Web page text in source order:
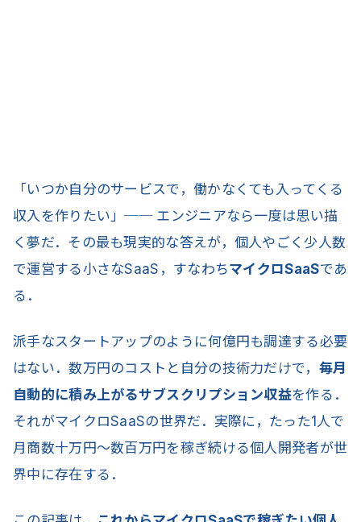
「いつか自分のサービスで，働かなくても入ってくる
収入を作りたい」── エンジニアなら一度は思い描
く夢だ．その最も現実的な答えが，個人やごく少人数
で運営する小さなSaaS，すなわちマイクロSaaSであ
る．
派手なスタートアップのように何億円も調達する必要
はない．数万円のコストと自分の技術力だけで， 毎月
自動的に積み上がるサブスクリプション収益を作る．
それがマイクロSaaSの世界だ．実際に，たった1人で
月商数十万円〜数百万円を稼ぎ続ける個人開発者が世
界中に存在する．